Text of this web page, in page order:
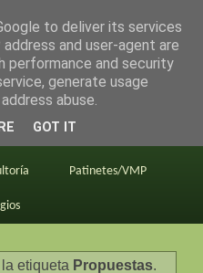
Primeros consejos
Patinetes/VMP
etiqueta Propuestas.
to deliver its services
and user-agent are
performance and security
generate usage
abuse.
GOT IT